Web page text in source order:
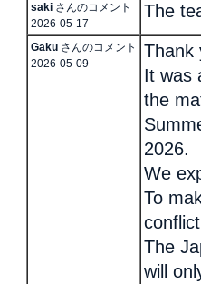
saki さんのコメント
2026-05-17
The
Gaku さんのコメント
2026-05-09
Thank
It was
the
2026.
We
To
The
will